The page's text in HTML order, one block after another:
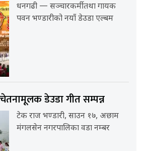
धनगढी — सञ्चारकर्मी तथा गायक
पवन भण्डारीको नयाँ डेउडा एल्बम
डेउडा गीत सम्पन्न
टेक राज भण्डारी, साउन १७, अछाम
मंगलसेन नगरपालिका वडा नम्बर